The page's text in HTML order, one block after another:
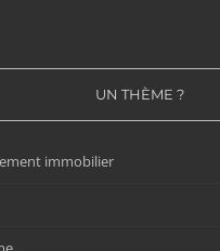
UN THÈME ?
immobilier